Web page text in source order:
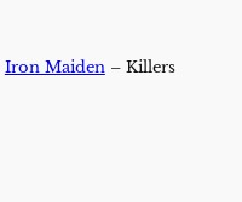
Iron Maiden– Killers